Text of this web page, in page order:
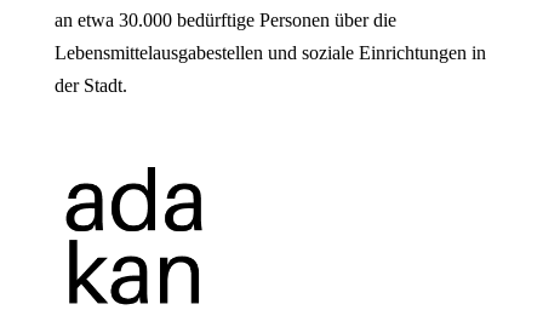
an etwa 30.000 bedürftige Personen über die
Lebensmittelausgabestellen und soziale Einrichtungen in
der Stadt.